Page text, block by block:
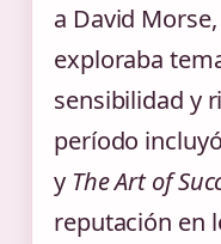
a David
exploraba
sensibilidad y
período
y The Art of
reputación en